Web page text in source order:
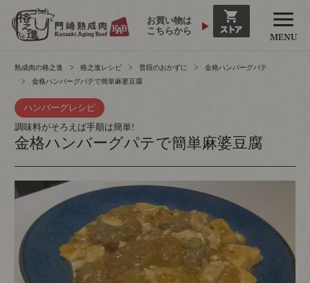
お買い物は
こちらから
熟成肉の格之進 格之進レシピ 普段のおかずに
金格ハンバーグパテ
金格ハンバーグパテで簡単麻婆豆腐
ハンバーグレシピ
調味料がそろえば手順は簡単!
金格ハンバーグパテで簡単麻婆豆腐